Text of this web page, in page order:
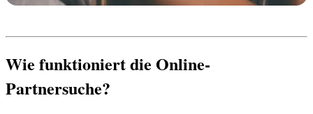
Wie funktioniert die Online-
Partnersuche?